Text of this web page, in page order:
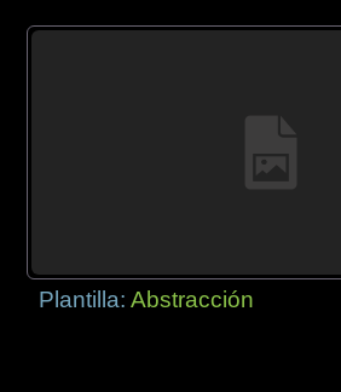
Plantilla:Abstracción